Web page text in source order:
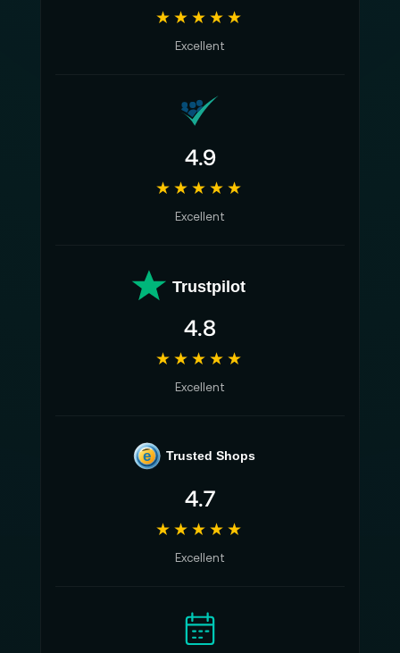
Gain Adjustment Range: 0 - 60 dB
Maße: 46 x 22 x 15 mm
Gehäuse: Schwarzer PC/ABS Thermoplast
Antenne: Blech mit Kupfer-Nickel -Zync-
Weitere Informationen finden Sie auf dem
Datenblatt Shure MoveMic Two
Informationen des Herstellers.
★★★★★
Excellent
4.9
★★★★★
Excellent
Trustpilot
4.8
★★★★★
Excellent
e Trusted Shops
4.7
★★★★★
Excellent